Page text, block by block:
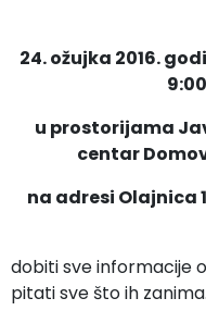
24. ožujka 2016.
u prostorijama
centar
na adresi Olajnica
dobiti sve informacije
pitati sve što ih zanima.